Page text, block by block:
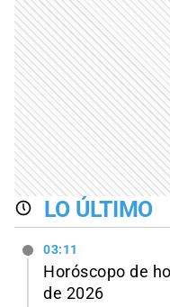
LO ÚLTIMO
03:11
Horóscopo de
de 2026